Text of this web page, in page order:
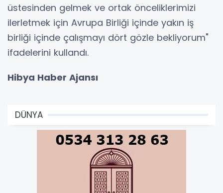
üstesinden gelmek ve ortak önceliklerimizi
ilerletmek için Avrupa Birliği içinde yakın iş
birliği içinde çalışmayı dört gözle bekliyorum"
ifadelerini kullandı.
Hibya Haber Ajansı
DÜNYA